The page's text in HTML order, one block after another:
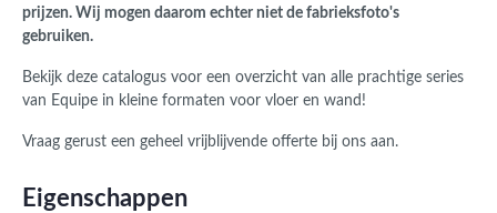
prijzen. Wij mogen daarom echter niet de fabrieksfoto's
gebruiken.
Bekijk deze catalogus voor een overzicht van alle prachtige series
van Equipe in kleine formaten voor vloer en wand!
Vraag gerust een geheel vrijblijvende offerte bij ons aan.
Eigenschappen